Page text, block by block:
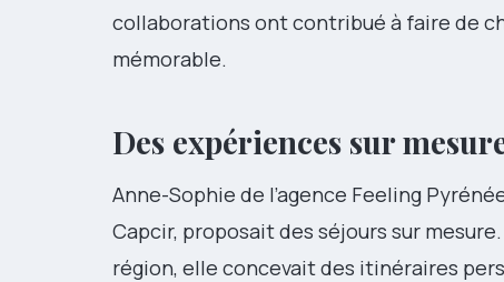
collaborations ont contribué à faire de
mémorable.
Des expériences sur
Anne-Sophie de l’agence Feeling
Capcir, proposait des séjours sur
région, elle concevait des itinéraires